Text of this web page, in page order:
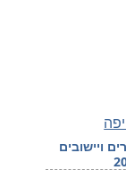
ויישובים